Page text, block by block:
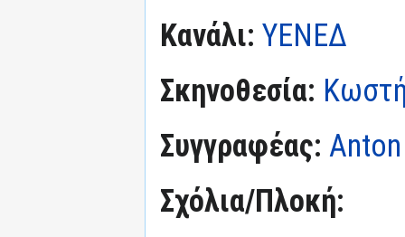
Κανάλι: ΥΕΝΕΔ
Σκηνοθεσία:
Συγγραφέας:
Σχόλια/Πλοκή: